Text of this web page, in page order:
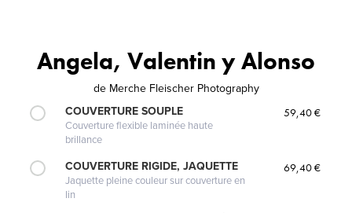
Angela, Valentin y Alonso
de Merche Fleischer Photography
COUVERTURE SOUPLE
Couverture flexible laminée haute
brillance
59,40 €
COUVERTURE RIGIDE, JAQUETTE
Jaquette pleine couleur sur couverture en
lin
69,40 €